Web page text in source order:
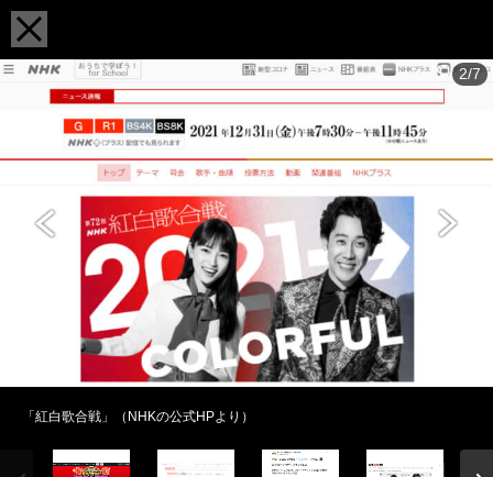
2/7
「紅白歌合戦」（NHKの公式HPより）